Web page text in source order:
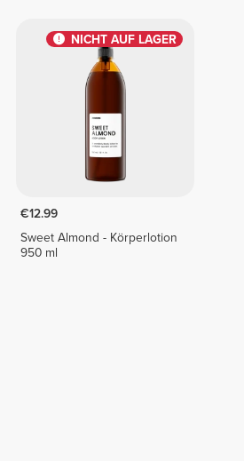
NICHT AUF LAGER
€12.99
Sweet Almond - Körperlotion
950 ml